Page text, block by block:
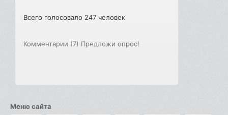
Всего голосовало 247 человек
Комментарии (7) Предложи опрос!
Меню сайта